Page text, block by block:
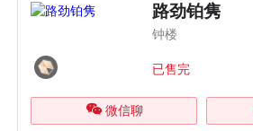
路劲铂隽
钟楼
已售完
微信聊